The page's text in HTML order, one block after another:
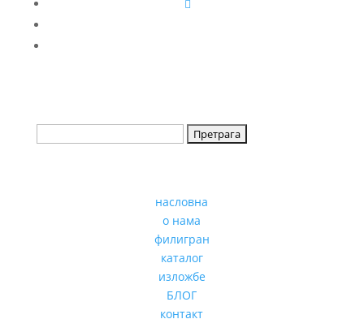
насловна
о нама
филигран
каталог
изложбе
БЛОГ
контакт